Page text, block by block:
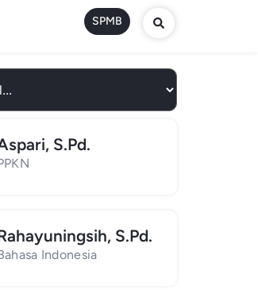
SPMB
S.Pd.
S.Pd.
Indonesia